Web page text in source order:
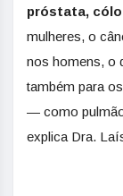
próstata,
mulheres, o
nos homens, o
também para
— como
explica Dra.